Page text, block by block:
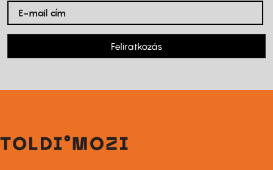
Feliratkozás